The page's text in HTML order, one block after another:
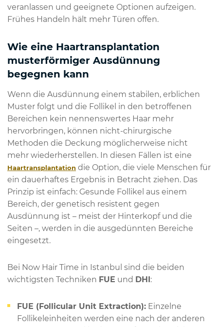
veranlassen und geeignete Optionen aufzeigen.
Frühes Handeln hält mehr Türen offen.
Wie eine Haartransplantation
musterförmiger Ausdünnung
begegnen kann
Wenn die Ausdünnung einem stabilen, erblichen
Muster folgt und die Follikel in den betroffenen
Bereichen kein nennenswertes Haar mehr
hervorbringen, können nicht-chirurgische
Methoden die Deckung möglicherweise nicht
mehr wiederherstellen. In diesen Fällen ist eine
Haartransplantation die Option, die viele Menschen für
ein dauerhaftes Ergebnis in Betracht ziehen. Das
Prinzip ist einfach: Gesunde Follikel aus einem
Bereich, der genetisch resistent gegen
Ausdünnung ist – meist der Hinterkopf und die
Seiten –, werden in die ausgedünnten Bereiche
eingesetzt.
Bei Now Hair Time in Istanbul sind die beiden
wichtigsten Techniken FUE und DHI:
FUE (Follicular Unit Extraction): Einzelne
Follikeleinheiten werden eine nach der anderen